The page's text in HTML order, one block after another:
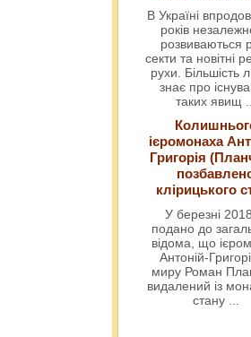
В Україні
років
розвиваються
секти та новітні
рухи. Більшість
знає про
таких явищ
ієромонаха
Григорія
клірицького
У березні
подано до
відома, що
Антоній-
миру Роман
видалений із
стану ...